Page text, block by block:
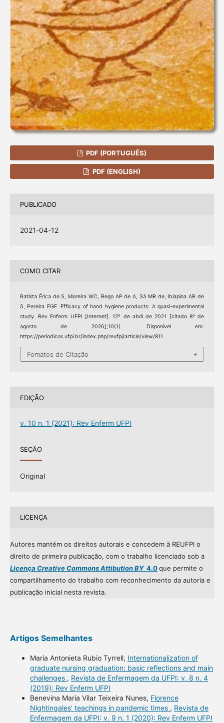
PDF (PORTUGUÊS)
PDF (ENGLISH)
PUBLICADO
2021-04-12
COMO CITAR
Batista Érica de S, Moreira WC, Rego AP de A, Sá MR de, Ibiapina AR de
S, Pereira FGF. Efficacy of hand hygiene products: A quasi-experimental
study. Rev Enferm UFPI [Internet]. 12º de abril de 2021 [citado 8º de
agosto de 2026];10(1). Disponível em:
https://periodicos.ufpi.br/index.php/reufpi/article/view/811
Fomatos de Citação
EDIÇÃO
v. 10 n. 1 (2021): Rev Enferm UFPI
SEÇÃO
Original
LICENÇA
Autores mantém os direitos autorais e concedem à REUFPI o
direito de primeira publicação, com o trabalho licenciado sob a
Licença Creative Commons Attibution BY4.0que permite o
compartilhamento do trabalho com reconhecimento da autoria e
publicação inicial nesta revista.
Artigos Semelhantes
Maria Antonieta Rubio Tyrrell, Internationalization of
graduate nursing graduation: basic reflections and main
challenges , Revista de Enfermagem da UFPI: v. 8 n. 4
(2019): Rev Enferm UFPI
Benevina Maria Vilar Teixeira Nunes, Florence
Nightingales’ teachings in pandemic times , Revista de
Enfermagem da UFPI: v. 9 n. 1 (2020): Rev Enferm UFPI